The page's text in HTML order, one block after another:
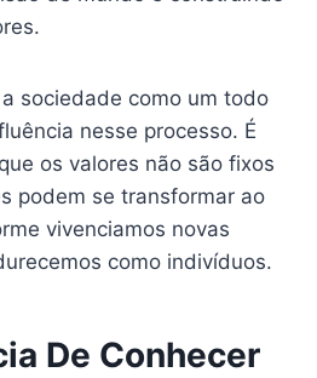
sociedade como um todo
nesse processo. É
os valores não são fixos
podem se transformar ao
vivenciamos novas
como indivíduos.
De Conhecer